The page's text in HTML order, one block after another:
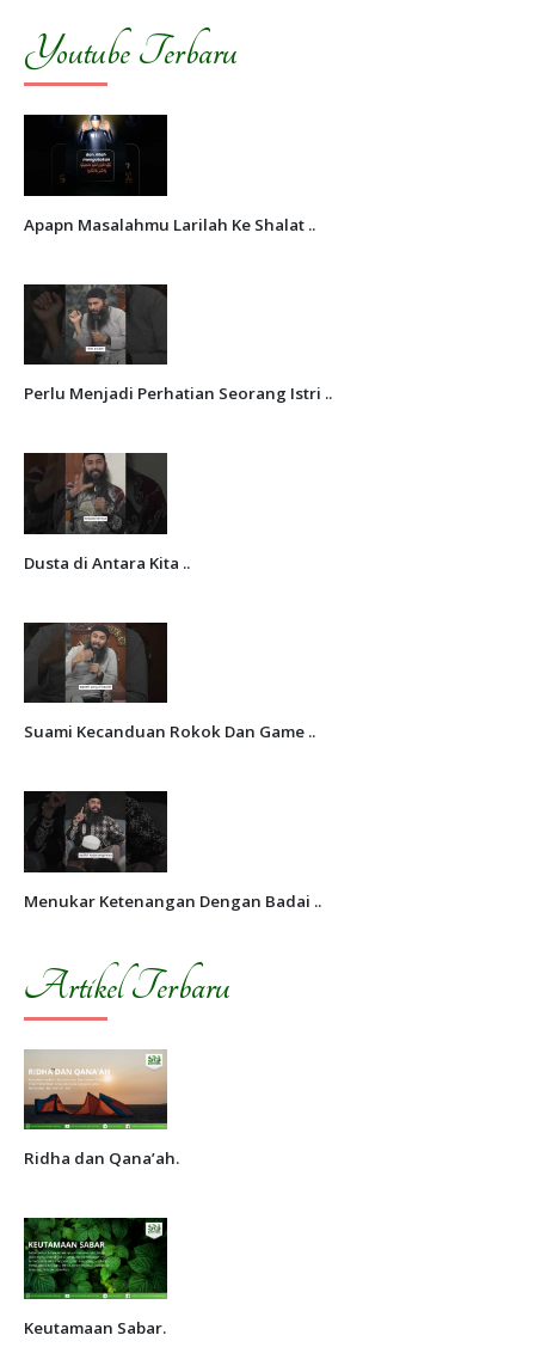
Youtube Terbaru
Apapn Masalahmu Larilah Ke Shalat ..
Perlu Menjadi Perhatian Seorang Istri ..
Dusta di Antara Kita ..
Suami Kecanduan Rokok Dan Game ..
Menukar Ketenangan Dengan Badai ..
Artikel Terbaru
Ridha dan Qana’ah.
Keutamaan Sabar.